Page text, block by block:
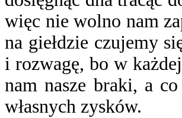
więc nie wolno nam
na giełdzie czujemy
i rozwagę, bo w
nam nasze braki, a
własnych zysków.